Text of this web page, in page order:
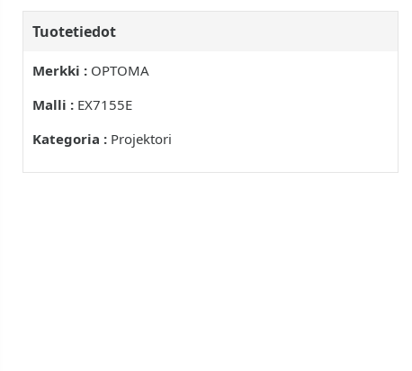
Tuotetiedot
Merkki : OPTOMA
Malli : EX7155E
Kategoria : Projektori